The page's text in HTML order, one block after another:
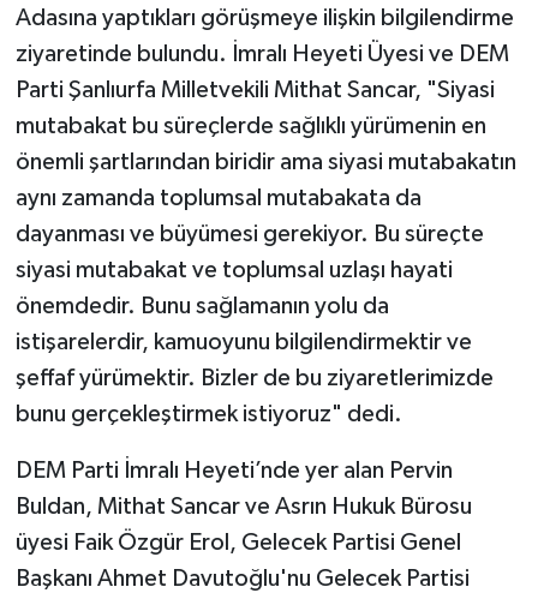
Adasına yaptıkları görüşmeye ilişkin bilgilendirme
ziyaretinde bulundu. İmralı Heyeti Üyesi ve DEM
Parti Şanlıurfa Milletvekili Mithat Sancar, "Siyasi
mutabakat bu süreçlerde sağlıklı yürümenin en
önemli şartlarından biridir ama siyasi mutabakatın
aynı zamanda toplumsal mutabakata da
dayanması ve büyümesi gerekiyor. Bu süreçte
siyasi mutabakat ve toplumsal uzlaşı hayati
önemdedir. Bunu sağlamanın yolu da
istişarelerdir, kamuoyunu bilgilendirmektir ve
şeffaf yürümektir. Bizler de bu ziyaretlerimizde
bunu gerçekleştirmek istiyoruz" dedi.
DEM Parti İmralı Heyeti’nde yer alan Pervin
Buldan, Mithat Sancar ve Asrın Hukuk Bürosu
üyesi Faik Özgür Erol, Gelecek Partisi Genel
Başkanı Ahmet Davutoğlu'nu Gelecek Partisi